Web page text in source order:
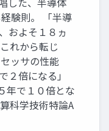
験則。 「半導
およそ１８ヵ
れから転じ
ッサの性能
２倍になる」
年で１０倍とな
科学技術特論A